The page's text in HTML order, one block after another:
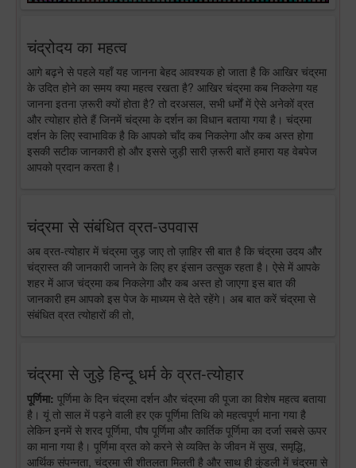
चंद्रोदय का महत्व
आगे बढ़ने से पहले यहाँ यह जानना बेहद आवश्यक हो जाता है कि आखिर चंद्रमा
के उदित होने का समय क्या महत्व रखता है? आखिर चंद्रमा कब निकलेगा यह
जानना इतना ज़रूरी क्यों होता है? तो दरअसल, सभी धर्मों में ऐसे अनेकों व्रत
और त्योहार होते हैं जिनमें चंद्रमा के दर्शन का विधान बताया गया है। चंद्रमा
दर्शन के लिए स्वाभाविक है कि आपको चाँद कब निकलेगा और कब अस्त होगा
इसकी सटीक जानकारी हो और इससे जुड़ी सारी ज़रूरी बातें हमारा यह वेबपेज
आपको प्रदान करता है।
चंद्रमा से संबंधित व्रत-उपवास
अब व्रत-त्योहार में चंद्रमा जुड़ जाए तो ज़ाहिर सी बात है कि चंद्रमा उदय और
चंद्रास्त की जानकारी जानने के लिए हर इंसान उत्सुक रहता है। ऐसे में आपके
शहर में आज चंद्रमा कब निकलेगा और कब अस्त हो जाएगा इस बात की
जानकारी हम आपको इस पेज के माध्यम से देते रहेंगे। अब बात करें चंद्रमा से
संबंधित व्रत त्योहारों की तो,
चंद्रमा से जुड़े हिन्दू धर्म के व्रत-त्योहार
पूर्णिमा: पूर्णिमा के दिन चंद्रमा दर्शन और चंद्रमा की पूजा का विशेष महत्व बताया
है। यूं तो साल में पड़ने वाली हर एक पूर्णिमा तिथि को महत्वपूर्ण माना गया है
लेकिन इनमें से शरद पूर्णिमा, पौष पूर्णिमा और कार्तिक पूर्णिमा का दर्जा सबसे ऊपर
का माना गया है। पूर्णिमा व्रत को करने से व्यक्ति के जीवन में सुख, समृद्धि,
आर्थिक संपन्नता, चंद्रमा सी शीतलता मिलती है और साथ ही कुंडली में चंद्रमा से